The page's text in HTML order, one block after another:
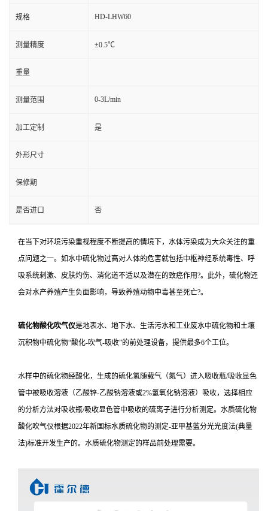
规格 HD-LHW60
测量精度 ±0.5℃
重量
测量范围 0-3L/min
加工定制 是
外形尺寸
保修期
是否进口 否
在当下对环境污染重视程度不断提高的情境下，水体污染成为大众关注的重
点问题之一。如水中硫化物过高对人体的危害就包括中枢神经系统毒性、呼
吸系统刺激、皮肤灼伤、消化道不适以及潜在的致癌作用?。此外，硫化物还
会对水产养殖产生负面影响，导致养殖动物中毒甚至死亡?。
硫化物酸化吹气仪是地表水、地下水、生活污水和工业废水中硫化物和土壤
沉积物中硫化物“酸化-吹气-吸收”的前处理设备，提供最多6个工位。
水样中的硫化物经酸化，生成的硫化氢随载气（氮气）进入吸收瓶/吸收显色
管中被吸收溶液（乙酸锌-乙酸钠溶液或2%氢氧化钠溶液）吸收，选择相应
的分析方法对吸收瓶/吸收显色管中吸收的硫离子进行分析测定。水质硫化物
酸化吹气仪根据2022年新国标水质硫化物的测定-亚甲基蓝分光光度法(典量
法)标准开发生产的。水质硫化物测定的样品前处理需要。